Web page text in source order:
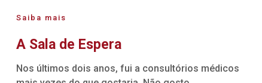
Saiba mais
A Sala de Espera
Nos últimos dois anos, fui a consultórios médicos